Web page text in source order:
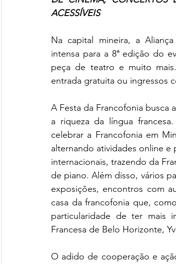
ACESSÍVEIS
Na capital mineira, a
intensa para a 8ª edição do
peça de teatro e muito
entrada gratuita ou ingressos
A Festa da Francofonia busca
a riqueza da língua
celebrar a Francofonia em
alternando atividades online e
internacionais, trazendo da
de piano. Além disso, vários
exposições, encontros com
casa da francofonia que,
particularidade de ter mais
Francesa de Belo Horizonte,
O adido de cooperação e